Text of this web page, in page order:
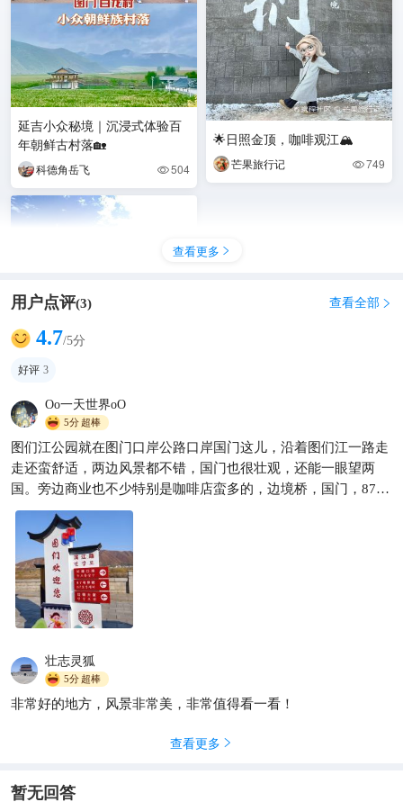
延吉小众秘境｜沉浸式体验百
年朝鲜古村落🏡
科德角岳飞 504
国庆去吉林延边！图们广场藏
着中俄朝三国同框的神仙视角
堆？那你一定要锁
观•大千世界
🌟日照金顶，咖啡观江🏔️
芒果旅行记 749
查看更多 
用户点评(3) 查看全部 
4.7/5分
好评 3
Oo一天世界oO
5分超棒
图们江公园就在图门口岸公路口岸国门这儿，沿着图们江一路走
走还蛮舒适，两边风景都不错，国门也很壮观，还能一眼望两
国。旁边商业也不少特别是咖啡店蛮多的，边境桥，国门，87号
界碑，图们江广场，雕塑等都能一一打卡，时间多的还能坐坐游
船浏览。
壮志灵狐
5分超棒
非常好的地方，风景非常美，非常值得看一看！
查看更多 
暂无回答